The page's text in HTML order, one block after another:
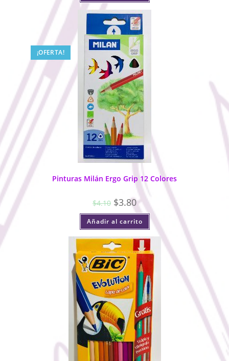
¡OFERTA!
Pinturas Milán Ergo Grip 12 Colores
$4.10 $3.80
Añadir al carrito